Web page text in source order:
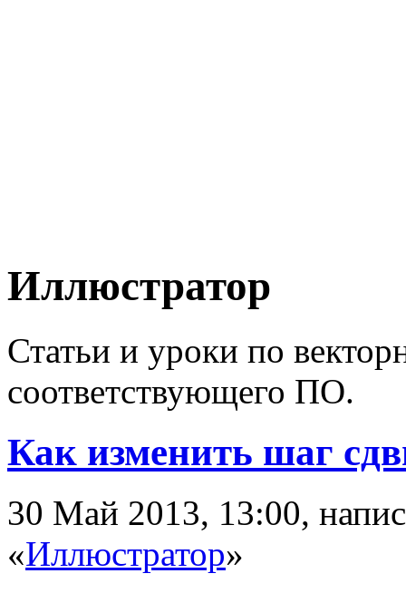
Иллюстратор
Статьи и уроки по
соответствующего ПО.
Как изменить шаг
30 Май 2013, 13:00,
«Иллюстратор»